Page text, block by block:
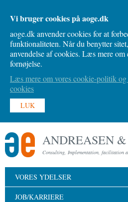
Vi bruger cookies på aoge.dk
aoge.dk anvender cookies for at
funktionaliteten. Når du benytter
anvendelse af cookies. Læs mere
fornøjelse.
Læs mere om vores cookie-politik
cookies
LUK
ANDREASEN
Consulting, Implementation, facilitation
VORES YDELSER
JOB/KARRIERE